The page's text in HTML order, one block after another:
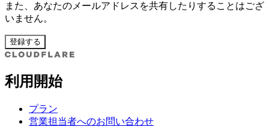
また、あなたのメールアドレスを共有したりすることはござ
いません。
登録する
利用開始
プラン
営業担当者へのお問い合わせ